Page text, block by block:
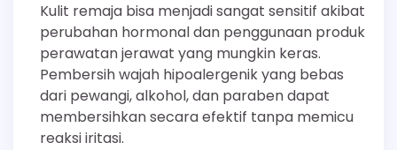
Kulit remaja bisa menjadi sangat sensitif akibat
perubahan hormonal dan penggunaan produk
perawatan jerawat yang mungkin keras.
Pembersih wajah hipoalergenik yang bebas
dari pewangi, alkohol, dan paraben dapat
membersihkan secara efektif tanpa memicu
reaksi iritasi.